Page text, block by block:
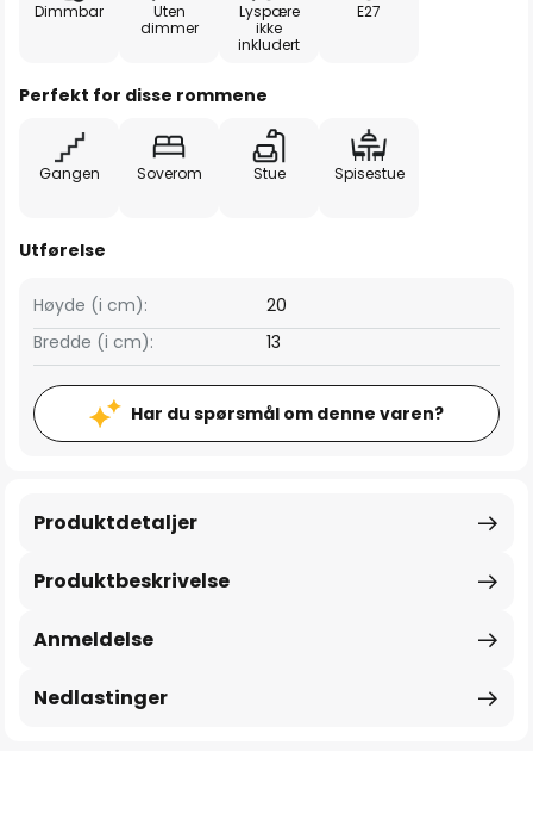
Dimmbar
Uten
dimmer
Lyspære
ikke
inkludert
E27
Perfekt for disse rommene
Gangen Soverom Stue Spisestue
Utførelse
Bredde (i cm): 13
Høyde (i cm): 20
Har du spørsmål om denne varen?
Produktbeskrivelse
Produktdetaljer
Anmeldelse
Nedlastinger